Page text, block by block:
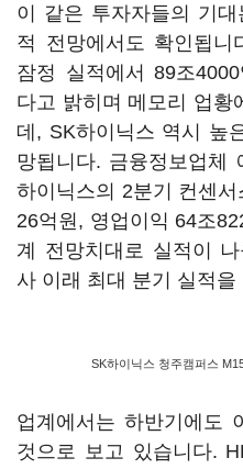
이 같은 투자자들의 기
적 전망에서도 확인됩니
잠정 실적에서 89조
다고 밝히며 메모리 업황
데, SK하이닉스 역시 높
망됩니다. 금융정보업체
하이닉스의 2분기 컨센
26억원, 영업이익 64조
계 전망치대로 실적이
사 이래 최대 분기 실적
SK하이닉스 청주캠퍼스
업계에서는 하반기에도
것으로 보고 있습니다.